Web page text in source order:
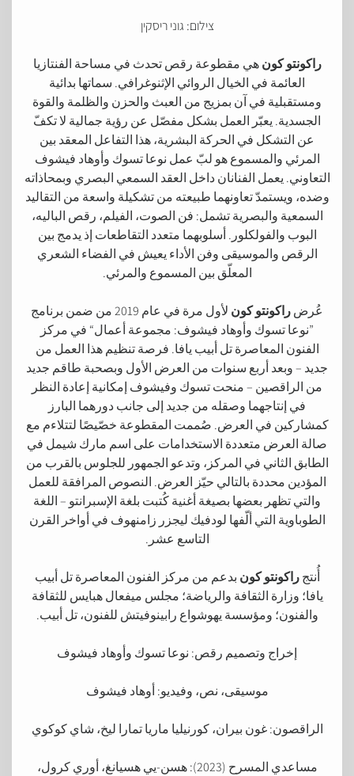
צילום: גוני ריסקין
راكونتو كونهي مقطوعة رقص تحدث في مساحة الفنتازيا
العائمة في الخيال الروائي الإثنوغرافي. سماتها بدائية
ومستقبلية في آن بمزيج من العبث والحزن والظلمة والقوة
الجسدية. يعبّر العمل بشكل مفصّل عن رؤية جمالية لا تكفّ
عن التشكل في الحركة البشرية، هذا التفاعل المعقد بين
المرئي والمسموع هو لبّ عمل نوعا تسوك وأوهاد فيشوف
التعاوني. يعمل الفنانان داخل العقد السمعي البصري وبمحاذاته
وضده، ويستمدّ تعاونهما طبيعته من تشكيلة واسعة من التقاليد
السمعية والبصرية تشمل: فن الصوت، الفيلم، رقص الباليه،
البوب والفولكلور. أسلوبهما متعدد التقاطعات إذ يدمج بين
الرقص والموسيقى وفن الأداء يعيش في الفضاء الشعري
المعلّق بين المسموع والمرئي.
عُرضراكونتو كون
لأول مرة في عام 2019 من ضمن برنامج
”نوعا تسوك وأوهاد فيشوف: مجموعة أعمال“ في مركز
الفنون المعاصرة تل أبيب يافا. فرصة تنظيم هذا العمل من
جديد – وبعد أربع سنوات من العرض الأول وبصحبة طاقم جديد
من الراقصين – منحت تسوك وفيشوف إمكانية إعادة النظر
في إنتاجهما وصقله من جديد إلى جانب دورهما البارز
كمشاركين في العرض. صُممت المقطوعة خصّيصًا لتتلاءم مع
صالة العرض متعددة الاستخدامات على اسم مارك شيمل في
الطابق الثاني في المركز، وتدعو الجمهور للجلوس بالقرب من
المؤدين محددة بالتالي حيّز العرض. النصوص المرافقة للعمل
والتي تظهر بعضها بصيغة أغنية كُتبت بلغة الإسبرانتو – اللغة
الطوباوية التي ألّفها لودفيك ليجزر زامنهوف في أواخر القرن
التاسع عشر.
أُنتجراكونتو كون بدعم من مركز الفنون المعاصرة تل أبيب
يافا؛ وزارة الثقافة والرياضة؛ مجلس ميفعال هبايس للثقافة
والفنون؛ ومؤسسة يهوشواع رابينوفيتش للفنون، تل أبيب.
إخراج وتصميم رقص: نوعا تسوك وأوهاد فيشوف
موسيقى، نص، وفيديو: أوهاد فيشوف
الراقصون: غون بيران، كورنيليا ماريا تمارا ليخ، شاي كوكوي
مساعدي المسرح (2023): هسن-يي هسيانغ، أوري كرول،